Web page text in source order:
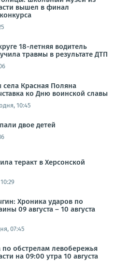
вышел в финал
18-летняя водитель
травмы в результате ДТП
села Красная Поляна
ко Дню воинской славы
10:45
двое детей
теракт в Херсонской
Хроника ударов по
09 августа – 10 августа
07:45
по обстрелам левобережья
на 09:00 утра 10 августа